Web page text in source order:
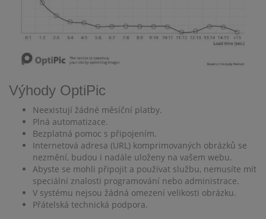
Výhody OptiPic
Neexistují žádné měsíční platby.
Plná automatizace.
Bezplatná pomoc s připojením.
Internetová adresa (URL) komprimovaných obrázků se
nezmění, budou i nadále uloženy na vašem webu.
Abyste se mohli připojit a používat službu, nemusíte mít
speciální znalosti programování nebo administrace.
V systému nejsou žádná omezení velikosti obrázku.
Přátelská technická podpora.